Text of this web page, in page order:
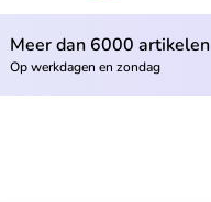
Meer dan 6000 artikelen
Op werkdagen en zondag